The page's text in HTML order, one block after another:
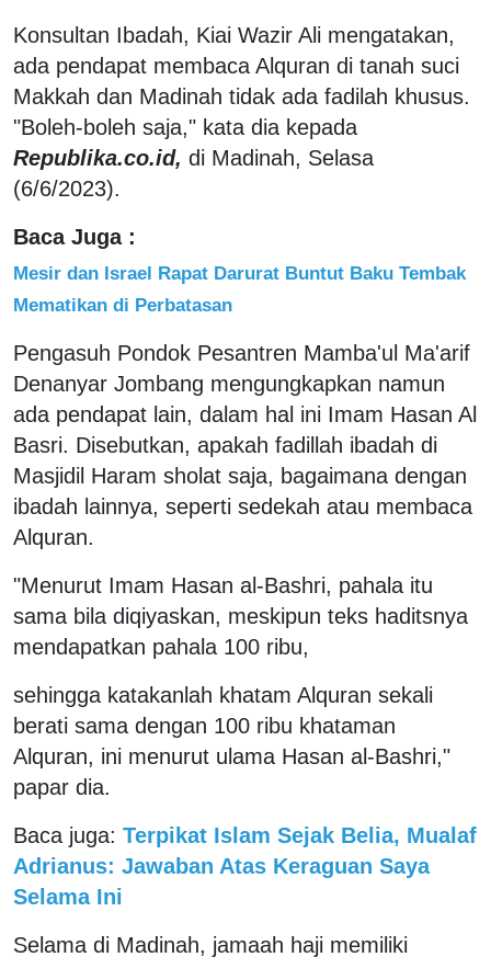
Konsultan Ibadah, Kiai Wazir Ali mengatakan,
ada pendapat membaca Alquran di tanah suci
Makkah dan Madinah tidak ada fadilah khusus.
"Boleh-boleh saja," kata dia kepada
Republika.co.id, di Madinah, Selasa
(6/6/2023).
Baca Juga :
Mesir dan Israel Rapat Darurat Buntut Baku Tembak
Mematikan di Perbatasan
Pengasuh Pondok Pesantren Mamba'ul Ma'arif
Denanyar Jombang mengungkapkan namun
ada pendapat lain, dalam hal ini Imam Hasan Al
Basri. Disebutkan, apakah fadillah ibadah di
Masjidil Haram sholat saja, bagaimana dengan
ibadah lainnya, seperti sedekah atau membaca
Alquran.
"Menurut Imam Hasan al-Bashri, pahala itu
sama bila diqiyaskan, meskipun teks haditsnya
mendapatkan pahala 100 ribu,
sehingga katakanlah khatam Alquran sekali
berati sama dengan 100 ribu khataman
Alquran, ini menurut ulama Hasan al-Bashri,"
papar dia.
Baca juga: Terpikat Islam Sejak Belia, Mualaf
Adrianus: Jawaban Atas Keraguan Saya
Selama Ini
Selama di Madinah, jamaah haji memiliki